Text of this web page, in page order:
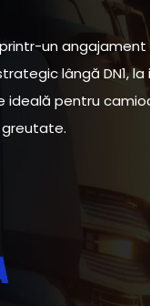
un
lângă DN1,
ideală pentru